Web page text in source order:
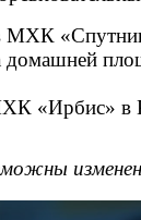
МХК
«Ирбис» в